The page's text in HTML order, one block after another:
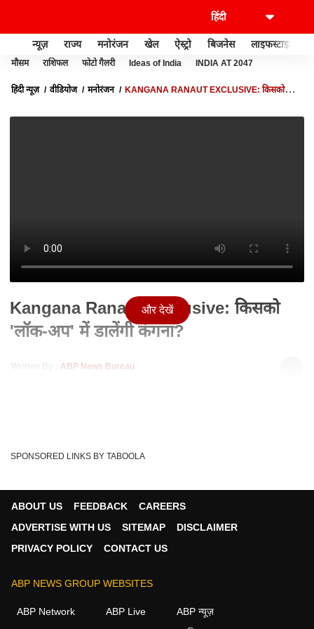
न्यूज़ राज्य मनोरंजन खेल ऐस्ट्रो बिजनेस लाइफस्टाइल
मौसम राशिफल फोटो गैलरी Ideas of India INDIA AT 2047
हिंदी न्यूज़ वीडियोज मनोरंजन
KANGANA RANAUT EXCLUSIVE: किसको
Kangana Ranaut Exclusive: किसको
'लॉक-अप' में डालेंगी कंगना?
ABP News Bureau
Tags : Kangana Ranaut
Rubika Liyaquat
मनोरंजन वीडियोज
और देखें
SPONSORED LINKS BY TABOOLA
ABOUT US FEEDBACK
CAREERS
ADVERTISE WITH US
SITEMAP
DISCLAIMER
PRIVACY POLICY
CONTACT US
ABP NEWS GROUP WEBSITES
ABP Network ABP Live
ABP न्यूज़